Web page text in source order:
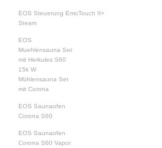
EOS Steuerung EmoTouch II+
Steam
EOS
Muehlensauna Set
mit Herkules S60
15k W
Mühlensauna Set
mit Corona
EOS Saunaofen
Corona S60
EOS Saunaofen
Corona S60 Vapor